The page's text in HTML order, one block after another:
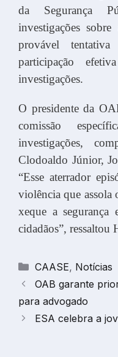
da Segurança
investigações
provável
participação
investigações.
O presidente da
comissão
investigações,
Clodoaldo Júnior,
“Esse aterrador
violência que assola
xeque a segurança
cidadãos”, ressaltou
Categorias
CAASE, Notícias
OAB garante
para advogado
ESA celebra a